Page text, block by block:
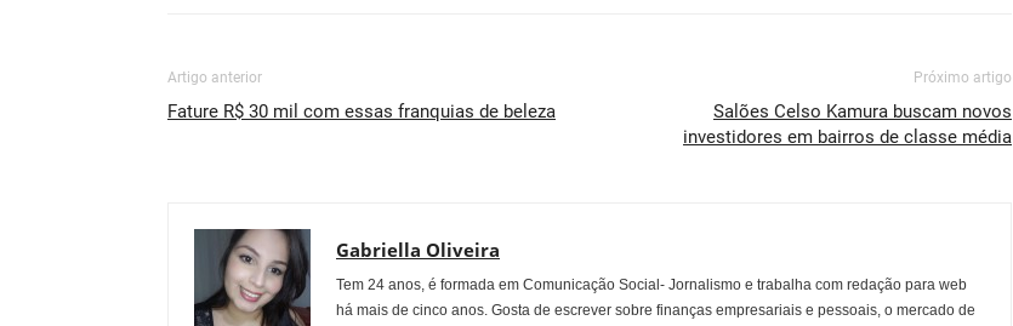
Artigo anterior
Fature R$ 30 mil com essas franquias de beleza
Próximo artigo
Salões Celso Kamura buscam novos
investidores em bairros de classe média
Gabriella Oliveira
Tem 24 anos, é formada em Comunicação Social- Jornalismo e trabalha com redação para web
há mais de cinco anos. Gosta de escrever sobre finanças empresariais e pessoais, o mercado de